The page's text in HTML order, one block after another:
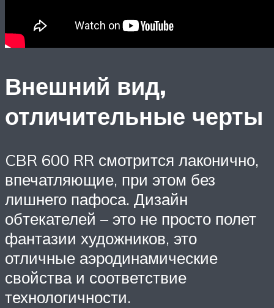
Внешний вид,
отличительные черты
CBR 600 RR смотрится лаконично,
впечатляющие, при этом без
лишнего пафоса. Дизайн
обтекателей – это не просто полет
фантазии художников, это
отличные аэродинамические
свойства и соответствие
технологичности.